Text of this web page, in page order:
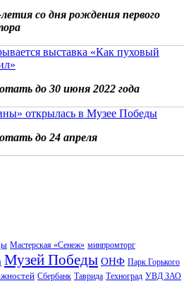
со дня рождения первого
выставка «Как пуховый
до 30 июня 2022 года
открылась в Музее Победы
до 24 апреля
Мастерская «Сенеж» минпромторг
Музей Победы ОНФ Парк Горького
Сбербанк Таврида Техноград УВД ЗАО